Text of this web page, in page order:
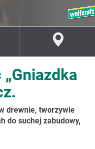
drewnie, tworzywie
do suchej zabudowy,